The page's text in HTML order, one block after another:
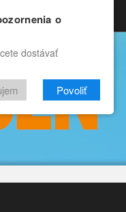
o
dostávať
Povoliť